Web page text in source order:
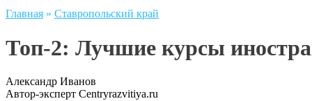
Главная » Ставропольский край
Топ-2: Лучшие курсы
Александр Иванов
Автор-эксперт Centryrazvitiya.ru